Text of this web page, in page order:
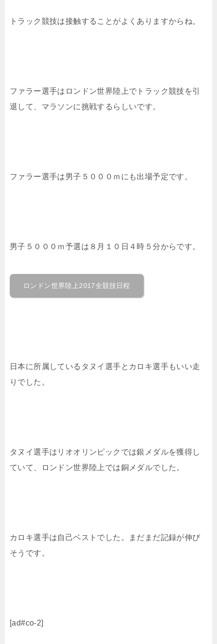
トラック競技は接触することがよくありますからね。
ファラー選手はロンドン世界陸上でトラック競技を引
退して、マラソンに挑戦するらしいです。
ファラー選手は男子５０００ｍにも出場予定です。
男子５０００ｍ予選は８月１０日４時５分からです。
ロンドン世界陸上2017全競技日程
日本に所属しているタヌイ選手とカロキ選手もいい走
りでした。
タヌイ選手はリオオリンピックでは銀メダルを獲得し
ていて、ロンドン世界陸上では銅メダルでした。
カロキ選手は自己ベストでした。まだまだ記録が伸び
そうです。
[ad#co-2]